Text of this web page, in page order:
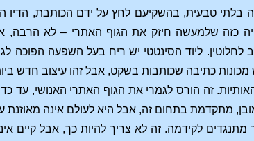
טבעית, בהשקיעם לחץ על ידם הכותבת, הדיו
כזה שלמעשה חיזק את הגוף האתרי – לא הרבה,
לחלוטין. ליוד הסינטטי יש ריח בעל השפעה הפוכה
כתיבה שכותבות בשקט, אבל זהו עיצוב חדש
זה הורס לגמרי את הגוף האתרי האנושי,
מתקדמת בתחום זה, אבל היא לעולם אינה מאוזנת
מתנגדים לקידמה. זה לא צריך להיות כך, אבל קיים